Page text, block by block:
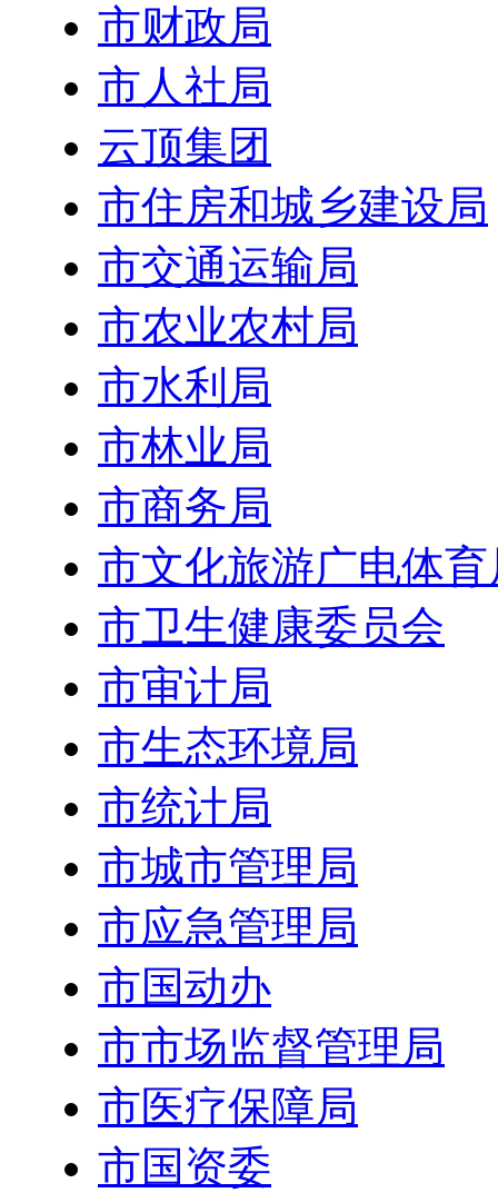
市财政局
市人社局
云顶集团
市住房和城乡建设局
市交通运输局
市农业农村局
市水利局
市林业局
市商务局
市文化旅游广电体育
市卫生健康委员会
市审计局
市生态环境局
市统计局
市城市管理局
市应急管理局
市国动办
市市场监督管理局
市医疗保障局
市国资委